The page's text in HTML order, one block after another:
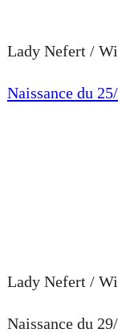
Lady Nefert /
Naissance du
Lady Nefert /
Naissance du